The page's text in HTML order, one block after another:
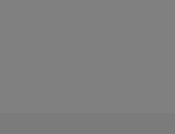
otwarty w nowym oknie